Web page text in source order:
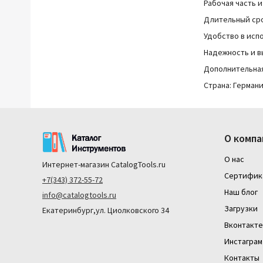
Рабочая часть
Длительный
Удобство в
Надежность и
Страна:
Интернет-магазин CatalogTools.ru
+7(343) 372-55-72
info@catalogtools.ru
Екатеринбург,ул. Циолковского 34
О
О нас
Наш блог
Загрузки
Вконтакте
Инстаграм
Контакты